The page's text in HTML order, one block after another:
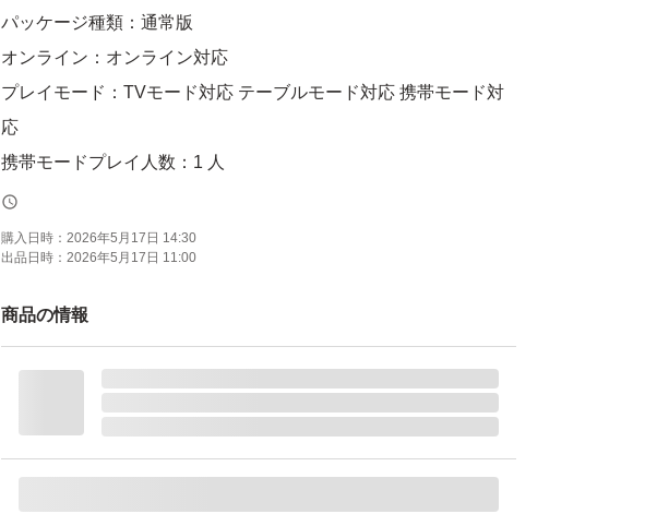
パッケージ種類：通常版
オンライン：オンライン対応
プレイモード：TVモード対応 テーブルモード対応 携帯モード対
応
携帯モードプレイ人数：1 人
ご覧いただきありがとうございます
状態は中古程度ですが、気になる方は購入をお控えください。
購入日時： 2026年5月17日 14:30
出品日時： 2026年5月17日 11:00
商品の情報